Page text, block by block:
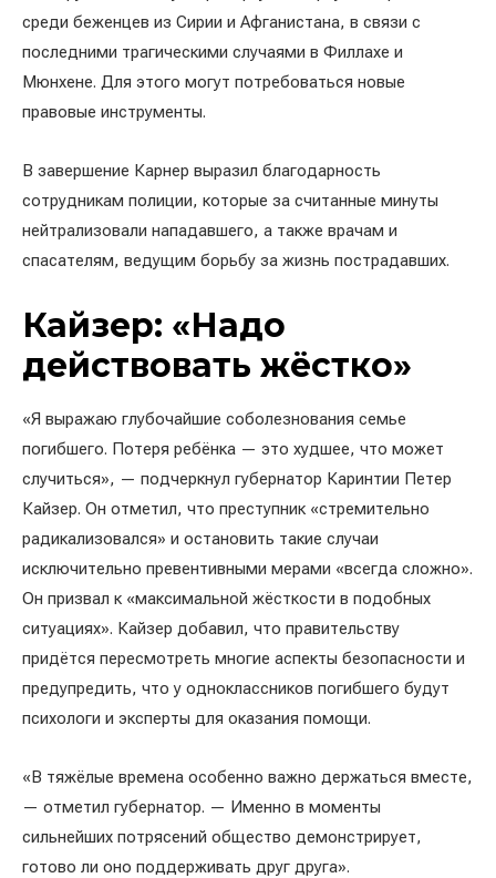
среди беженцев из Сирии и Афганистана, в связи с
последними трагическими случаями в Филлахе и
Мюнхене. Для этого могут потребоваться новые
правовые инструменты.
В завершение Карнер выразил благодарность
сотрудникам полиции, которые за считанные минуты
нейтрализовали нападавшего, а также врачам и
спасателям, ведущим борьбу за жизнь пострадавших.
Кайзер: «Надо
действовать жёстко»
«Я выражаю глубочайшие соболезнования семье
погибшего. Потеря ребёнка — это худшее, что может
случиться», — подчеркнул губернатор Каринтии Петер
Кайзер. Он отметил, что преступник «стремительно
радикализовался» и остановить такие случаи
исключительно превентивными мерами «всегда сложно».
Он призвал к «максимальной жёсткости в подобных
ситуациях». Кайзер добавил, что правительству
придётся пересмотреть многие аспекты безопасности и
предупредить, что у одноклассников погибшего будут
психологи и эксперты для оказания помощи.
«В тяжёлые времена особенно важно держаться вместе,
— отметил губернатор. — Именно в моменты
сильнейших потрясений общество демонстрирует,
готово ли оно поддерживать друг друга».